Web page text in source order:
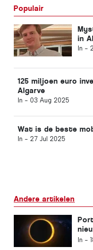
Populair
in
In -
125 miljoen euro
Algarve
In - 03 Aug 2025
Wat is de beste
In - 27 Jul 2025
Andere artikelen
In -